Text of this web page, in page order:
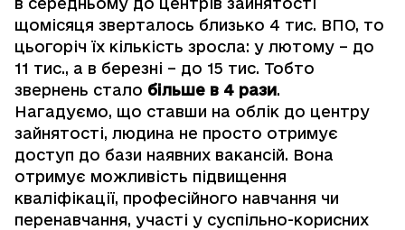
щомісяця зверталось близько 4 тис. ВПО, то
цьогоріч їх кількість зросла: у лютому – до
11 тис., а в березні – до 15 тис. Тобто
звернень стало більше в 4 рази.
Нагадуємо, що ставши на облік до центру
зайнятості, людина не просто отримує
доступ до бази наявних вакансій. Вона
отримує можливість підвищення
кваліфікації, професійного навчання чи
перенавчання, участі у суспільно-корисних